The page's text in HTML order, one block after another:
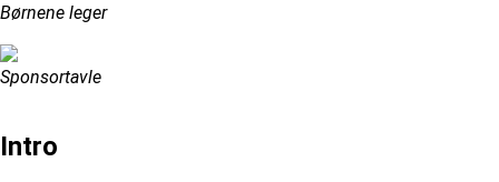
Børnene leger
Sponsortavle
Intro